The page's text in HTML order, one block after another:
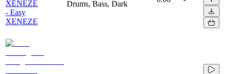
XENEZE
- Easy
XENEZE
Drums, Bass, Dark